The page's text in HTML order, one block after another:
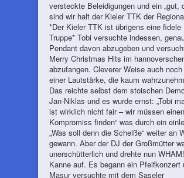
versteckte Beleidigungen und ein „gut,
sind wir halt der Kieler TTK der
*Der Kieler TTK ist übrigens eine fidele
Truppe* Tobi versuchte indessen,
Pendant davon abzugeben und
Merry Christmas Hits im
abzufangen. Cleverer Weise auch
einer Lautstärke, die kaum
Das reichte selbst dem stoischen
Jan-Niklas und es wurde ernst: „Tobi
ist wirklich nicht fair – wir müssen einen
Kompromiss finden“ was durch ein
„Was soll denn die Scheiße“ weiter an
gewann. Aber der DJ der Großmütter
unerschütterlich und drehte nun
Kanne auf. Es begann ein Pfeifkonzert
Masur versuchte mit dem Saseler